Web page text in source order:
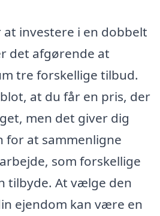
investere i en dobbelt
det afgørende at
tre forskellige tilbud.
at du får en pris, der
men det giver dig
for at sammenligne
som forskellige
tilbyde. At vælge den
ejendom kan være en